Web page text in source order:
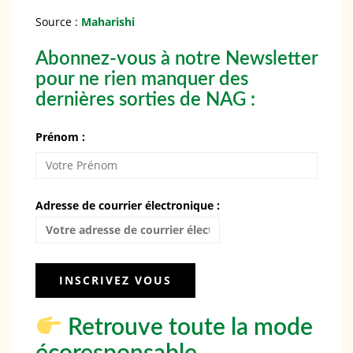
Source : Maharishi
Abonnez-vous à notre Newsletter
pour ne rien manquer des
dernières sorties de NAG :
Prénom :
Adresse de courrier électronique :
Retrouve toute la mode